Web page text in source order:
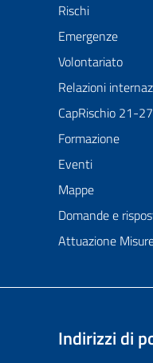
Rischi
Emergenze
Volontariato
Relazioni
CapRischio 21-27
Formazione
Eventi
Mappe
Domande e
Attuazione
Indirizzi di